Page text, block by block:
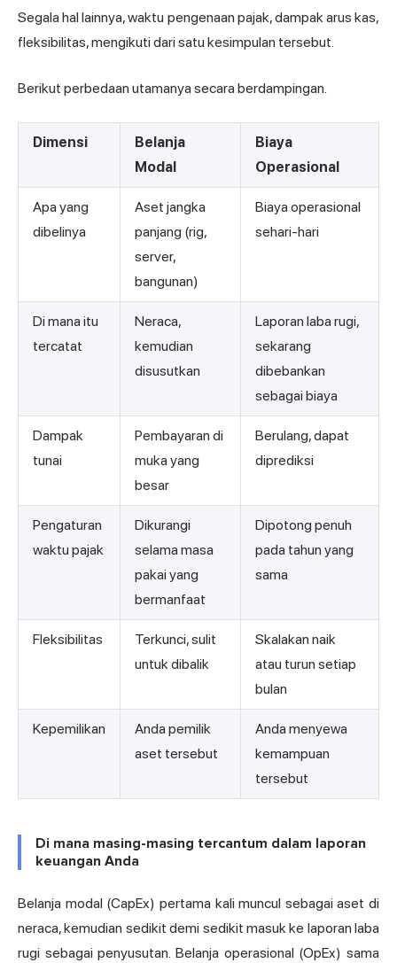
Segala hal lainnya, waktu pengenaan pajak, dampak arus kas,
fleksibilitas, mengikuti dari satu kesimpulan tersebut.
Berikut perbedaan utamanya secara berdampingan.
Dimensi
Belanja
Modal
Biaya
Operasional
Apa yang
dibelinya
Aset jangka
panjang (rig,
server,
bangunan)
Biaya operasional
sehari-hari
Di mana itu
tercatat
Neraca,
kemudian
disusutkan
Laporan laba rugi,
sekarang
dibebankan
sebagai biaya
Dampak
tunai
Pembayaran di
muka yang
besar
Berulang, dapat
diprediksi
Pengaturan
waktu pajak
Dikurangi
selama masa
pakai yang
bermanfaat
Dipotong penuh
pada tahun yang
sama
Fleksibilitas
Terkunci, sulit
untuk dibalik
Skalakan naik
atau turun setiap
bulan
Kepemilikan
Anda pemilik
aset tersebut
Anda menyewa
kemampuan
tersebut
Di mana masing-masing tercantum dalam laporan
keuangan Anda
Belanja modal (CapEx) pertama kali muncul sebagai aset di
neraca, kemudian sedikit demi sedikit masuk ke laporan laba
rugi sebagai penyusutan. Belanja operasional (OpEx) sama